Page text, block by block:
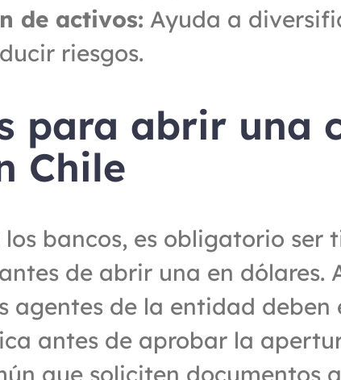
de activos: Ayuda a
riesgos.
para abrir una
Chile
bancos, es obligatorio ser
de abrir una en dólares.
agentes de la entidad deben
antes de aprobar la
que soliciten documentos